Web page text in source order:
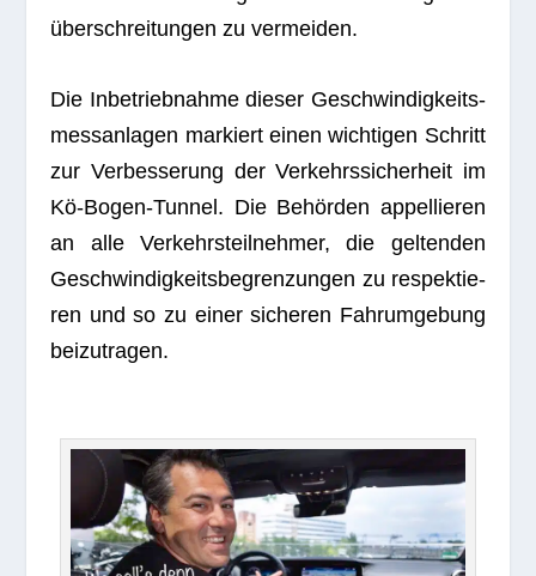
über­schrei­tun­gen zu vermeiden.
Die Inbe­trieb­nahme die­ser Geschwin­dig­keits­
mess­an­la­gen mar­kiert einen wich­ti­gen Schritt
zur Ver­bes­se­rung der Ver­kehrs­si­cher­heit im
Kö-Bogen-Tun­nel. Die Behör­den appel­lie­ren
an alle Ver­kehrs­teil­neh­mer, die gel­ten­den
Geschwin­dig­keits­be­gren­zun­gen zu respek­tie­
ren und so zu einer siche­ren Fahr­um­ge­bung
beizutragen.